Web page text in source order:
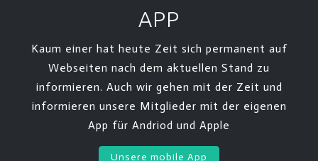
APP
Kaum einer hat heute Zeit sich permanent auf
Webseiten nach dem aktuellen Stand zu
informieren. Auch wir gehen mit der Zeit und
informieren unsere Mitglieder mit der eigenen
App für Andriod und Apple
Unsere mobile App